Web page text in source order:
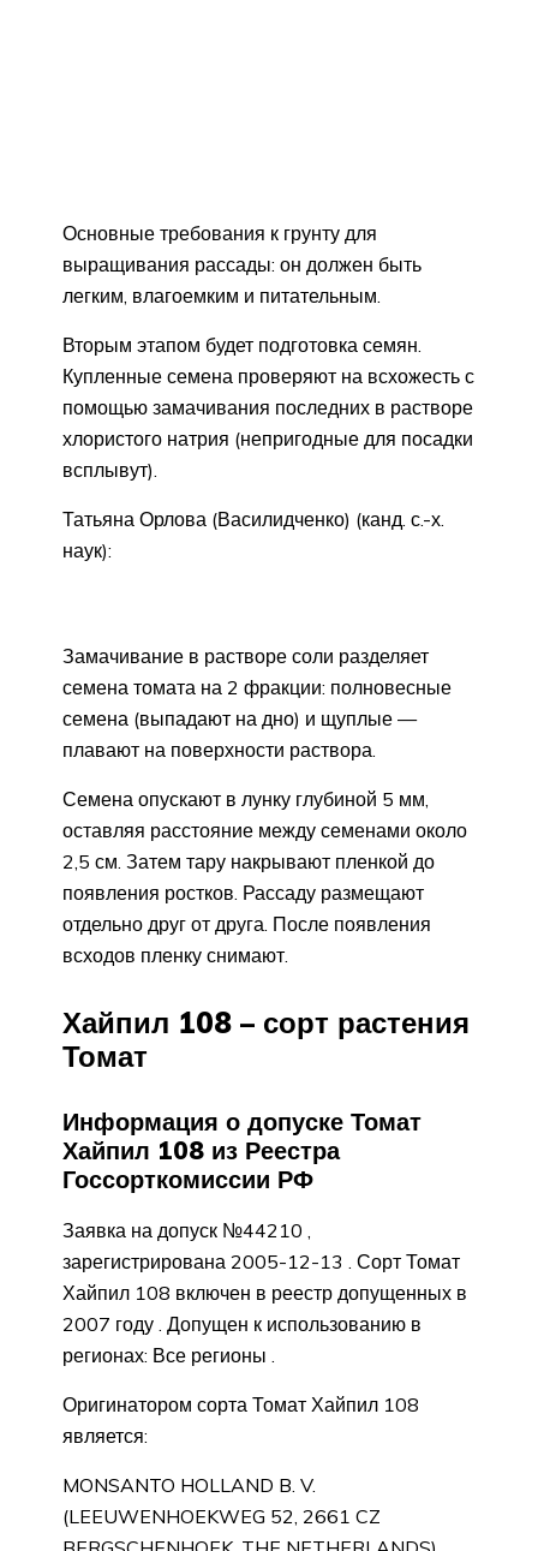
Основные требования к грунту для
выращивания рассады: он должен быть
легким, влагоемким и питательным.
Вторым этапом будет подготовка семян.
Купленные семена проверяют на всхожесть с
помощью замачивания последних в растворе
хлористого натрия (непригодные для посадки
всплывут).
Татьяна Орлова (Василидченко) (канд. с.-х.
наук):
Замачивание в растворе соли разделяет
семена томата на 2 фракции: полновесные
семена (выпадают на дно) и щуплые —
плавают на поверхности раствора.
Семена опускают в лунку глубиной 5 мм,
оставляя расстояние между семенами около
2,5 см. Затем тару накрывают пленкой до
появления ростков. Рассаду размещают
отдельно друг от друга. После появления
всходов пленку снимают.
Хайпил 108 – сорт растения
Томат
Информация о допуске Томат
Хайпил 108 из Реестра
Госсорткомиссии РФ
Заявка на допуск №44210 ,
зарегистрирована 2005-12-13 . Сорт Томат
Хайпил 108 включен в реестр допущенных в
2007 году . Допущен к использованию в
регионах: Все регионы .
Оригинатором сорта Томат Хайпил 108
является:
MONSANTO HOLLAND B. V.
(LEEUWENHOEKWEG 52, 2661 CZ